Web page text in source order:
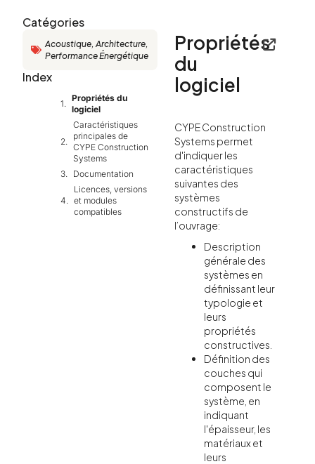
Catégories
Acoustique,Architecture,
Performance Énergétique
Index
Propriétés du
logiciel
Caractéristiques
principales de
CYPE Construction
Systems
Documentation
Licences, versions
et modules
compatibles
Propriétés
du
logiciel
CYPE Construction
Systems permet
d'indiquer les
caractéristiques
suivantes des
systèmes
constructifs de
l’ouvrage:
Description
générale des
systèmes en
définissant leur
typologie et
leurs
propriétés
constructives.
Définition des
couches qui
composent le
système, en
indiquant
l'épaisseur, les
matériaux et
leurs